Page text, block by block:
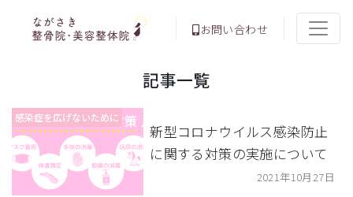
お問い合わせ
記事一覧
感染症を広げないために
新型コロナウイルス感染防止
に関する対策の実施について
2021年10月27日